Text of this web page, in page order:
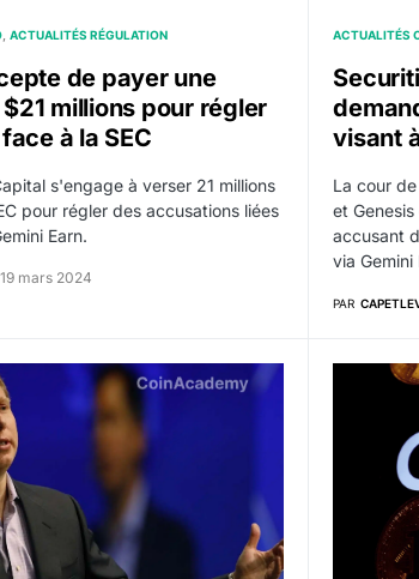
ACTUALITÉS RÉGULATION
de payer une
millions pour régler
à la SEC
s'engage à verser 21 millions
pour régler des accusations liées
Earn.
19 mars 2024
ACTUALITÉS
visant
La cour
et
accusant
via Gemini
PAR
en une seule journée
le règlement de Genesis avec le Procureur
DCG